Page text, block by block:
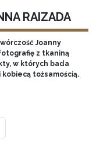
RAIZADA
Joanny
z tkaniną
w których bada
tożsamością.
strona